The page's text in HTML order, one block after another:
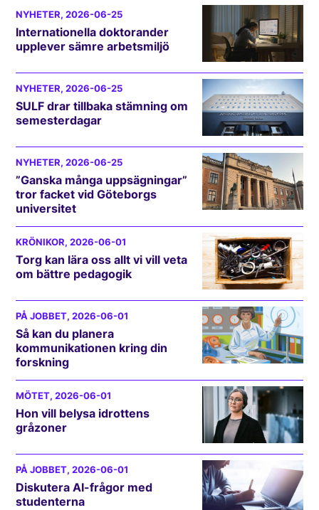
NYHETER, 2026-06-25
Internationella doktorander
upplever sämre arbetsmiljö
NYHETER, 2026-06-25
SULF drar tillbaka stämning om
semesterdagar
NYHETER, 2026-06-25
”Ganska många uppsägningar”
tror facket vid Göteborgs
universitet
KRÖNIKOR, 2026-06-01
Torg kan lära oss allt vi vill veta
om bättre pedagogik
PÅ JOBBET, 2026-06-01
Så kan du planera
kommunikationen kring din
forskning
MÖTET, 2026-06-01
Hon vill belysa idrottens
gråzoner
PÅ JOBBET, 2026-06-01
Diskutera AI-frågor med
studenterna